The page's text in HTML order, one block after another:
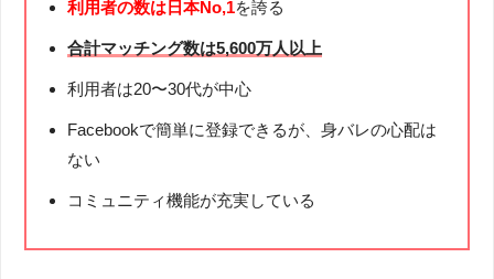
利用者の数は日本No,1を誇る
合計マッチング数は5,600万人以上
利用者は20〜30代が中心
Facebookで簡単に登録できるが、身バレの心配は
ない
コミュニティ機能が充実している